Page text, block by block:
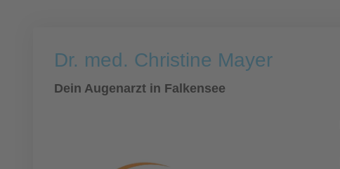
Dr. med. Christine Mayer
Dein Augenarzt in Falkensee